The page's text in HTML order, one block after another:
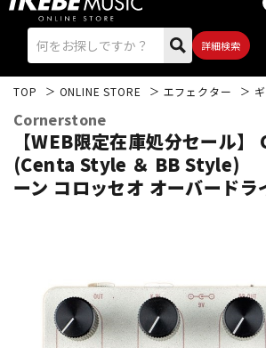
詳細検索
エレキギター
ドラム
TOP ONLINE STORE エフェクター
Cornerstone
【WEB限定在庫処分セール
(Centa Style ＆ BB Style)
ーン コロッセオ オーバードラ